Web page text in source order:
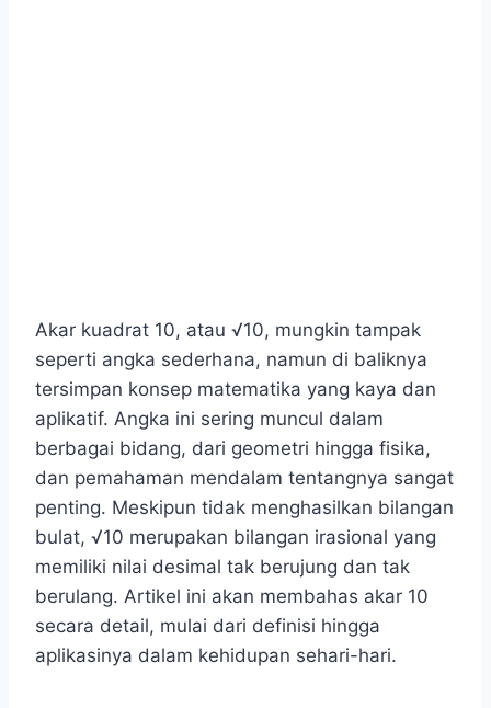
Akar kuadrat 10, atau √10, mungkin tampak
seperti angka sederhana, namun di baliknya
tersimpan konsep matematika yang kaya dan
aplikatif. Angka ini sering muncul dalam
berbagai bidang, dari geometri hingga fisika,
dan pemahaman mendalam tentangnya sangat
penting. Meskipun tidak menghasilkan bilangan
bulat, √10 merupakan bilangan irasional yang
memiliki nilai desimal tak berujung dan tak
berulang. Artikel ini akan membahas akar 10
secara detail, mulai dari definisi hingga
aplikasinya dalam kehidupan sehari-hari.